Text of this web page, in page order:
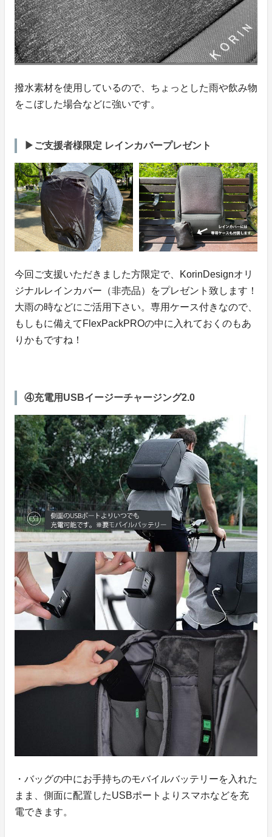
撥水素材を使用しているので、ちょっとした雨や飲み物
をこぼした場合などに強いです。
▶ご支援者様限定 レインカバープレゼント
今回ご支援いただきました方限定で、KorinDesignオリ
ジナルレインカバー（非売品）をプレゼント致します！
大雨の時などにご活用下さい。専用ケース付きなので、
もしもに備えてFlexPackPROの中に入れておくのもあ
りかもですね！
④充電用USBイージーチャージング2.0
・バッグの中にお手持ちのモバイルバッテリーを入れた
まま、側面に配置したUSBポートよりスマホなどを充
電できます。